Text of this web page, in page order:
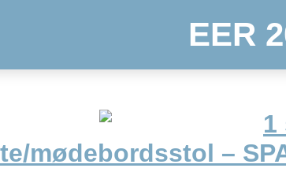
EER
1
mødebordsstol –